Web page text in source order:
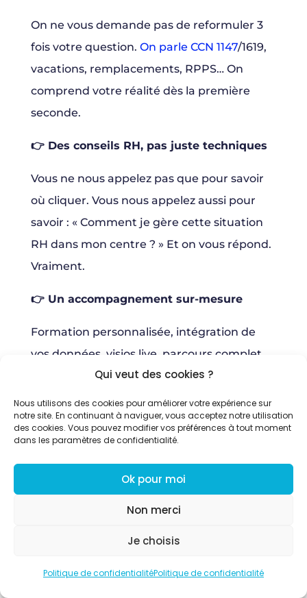
Qui veut des cookies ?
Nous utilisons des cookies pour améliorer votre expérience sur
notre site. En continuant à naviguer, vous acceptez notre utilisation
des cookies. Vous pouvez modifier vos préférences à tout moment
dans les paramètres de confidentialité.
Ok pour moi
Non merci
Je choisis
Politique de confidentialitéPolitique de confidentialité
On ne vous demande pas de reformuler 3
fois votre question. On parle CCN 1147/1619,
vacations, remplacements, RPPS… On
comprend votre réalité dès la première
seconde.
👉 Des conseils RH, pas juste techniques
Vous ne nous appelez pas que pour savoir
où cliquer. Vous nous appelez aussi pour
savoir : « Comment je gère cette situation
RH dans mon centre ? » Et on vous répond.
Vraiment.
👉 Un accompagnement sur-mesure
Formation personnalisée, intégration de
vos données, visios live, parcours complet…
Vous n’êtes jamais lâché dans la nature
avec un outil et un mode d’emploi.
👉 Une disponibilité qui change tout
Pas de ticket perdu dans la masse. Une
équipe réactive qui vous traite comme ce
que vous êtes : un partenaire, pas un